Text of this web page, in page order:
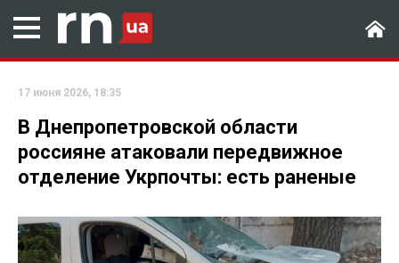
17 июня 2026, 18:35
В Днепропетровской области
россияне атаковали передвижное
отделение Укрпочты: есть раненые